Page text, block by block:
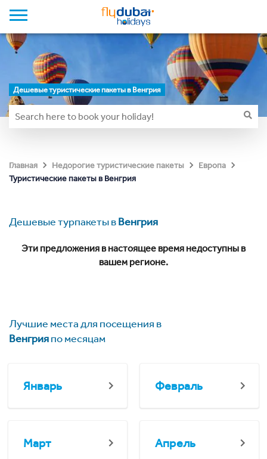
Дешевые туристические пакеты в Венгрия
Главная Недорогие туристические пакеты
Европа
Туристические пакеты в Венгрия
Дешевые турпакеты вВенгрия
Эти предложения в настоящее время недоступны в
вашем регионе.
Лучшие места для посещения в
Венгрияпо месяцам
Январь Февраль
Март Апрель